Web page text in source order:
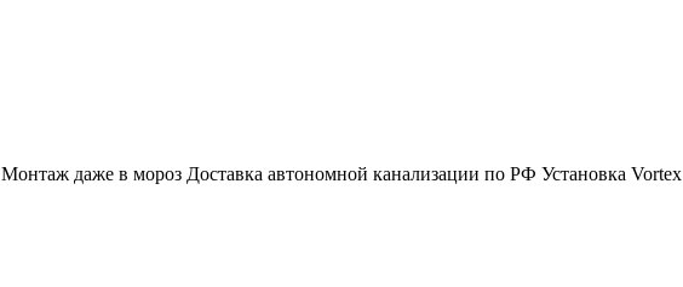
Монтаж даже в мороз Доставка автономной канализации по РФ Установка